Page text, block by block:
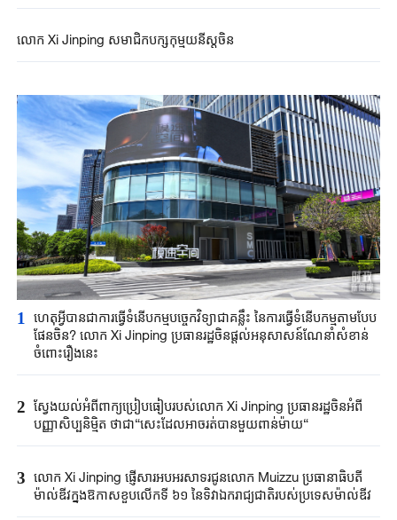
លោក Xi Jinping សមាជិកបក្សកុម្មុយនីស្តចិន
1
ហេតុអ្វីបានជាការធ្វើទំនើបកម្មបច្ចេកវិទ្យាជាគន្លឹះ នៃការធ្វើទំនើប​កម្មតាម​បែប​
ផែន​ចិន? លោក Xi Jinping ប្រធានរដ្ឋ​ចិន​ផ្តល់អនុសាសន៍ណែនាំសំខាន់
ចំពោះរឿងនេះ
2 ស្វែងយល់អំពីពាក្យប្រៀបធៀបរបស់លោក Xi Jinping ប្រធានរដ្ឋចិនអំពី
បញ្ញាសិប្បនិម្មិត ថាជា“សេះដែលអាចរត់បានមួយពាន់ម៉ាយ“
3 លោក Xi Jinping ​ផ្ញើសារអបអរសាទរជូនលោក Muizzu ប្រធានាធិបតី
ម៉ាល់ឌីវ​ក្នុងឱកាសខួបលើកទី ៦១ នៃទិវាឯករាជ្យជាតិរបស់ប្រទេសម៉ាល់ឌីវ